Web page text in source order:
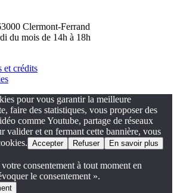
Clermont-Ferrand
du mois de 14h à 18h
et crédits
pour vous garantir la meilleure
faire des statistiques, vous proposer des
comme Youtube, partage de réseaux
valider et en fermant cette bannière, vous
Accepter Refuser En savoir plus
consentement à tout moment en
le consentement ».